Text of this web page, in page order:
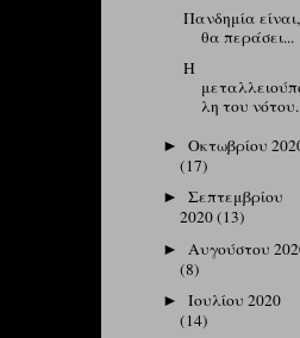
Πανδημία είναι,
θα περάσει...
Η
λη του
►Οκτωβρίου
(17)
►Σεπτεμβρίου
2020(13)
► Αυγούστου
(8)
►Ιουλίου 2020
(14)